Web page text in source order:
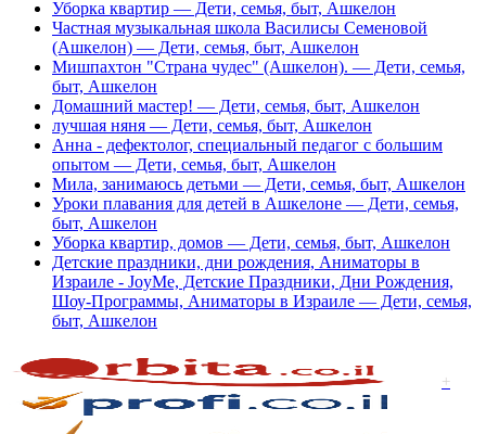
Уборка квартир — Дети, семья, быт, Ашкелон
Частная музыкальная школа Василисы Семеновой
(Ашкелон) — Дети, семья, быт, Ашкелон
Мишпахтон "Страна чудес" (Ашкелон). — Дети, семья,
быт, Ашкелон
Домашний мастер! — Дети, семья, быт, Ашкелон
лучшая няня — Дети, семья, быт, Ашкелон
Aнна - дефектолог, специальный педагог с большим
опытом — Дети, семья, быт, Ашкелон
Мила, занимаюсь детьми — Дети, семья, быт, Ашкелон
Уроки плавания для детей в Ашкелоне — Дети, семья,
быт, Ашкелон
Уборка квартир, домов — Дети, семья, быт, Ашкелон
Детские праздники, дни рождения, Аниматоры в
Израиле - JoyMe, Детские Праздники, Дни Рождения,
Шоу-Программы, Аниматоры в Израиле — Дети, семья,
быт, Ашкелон
+